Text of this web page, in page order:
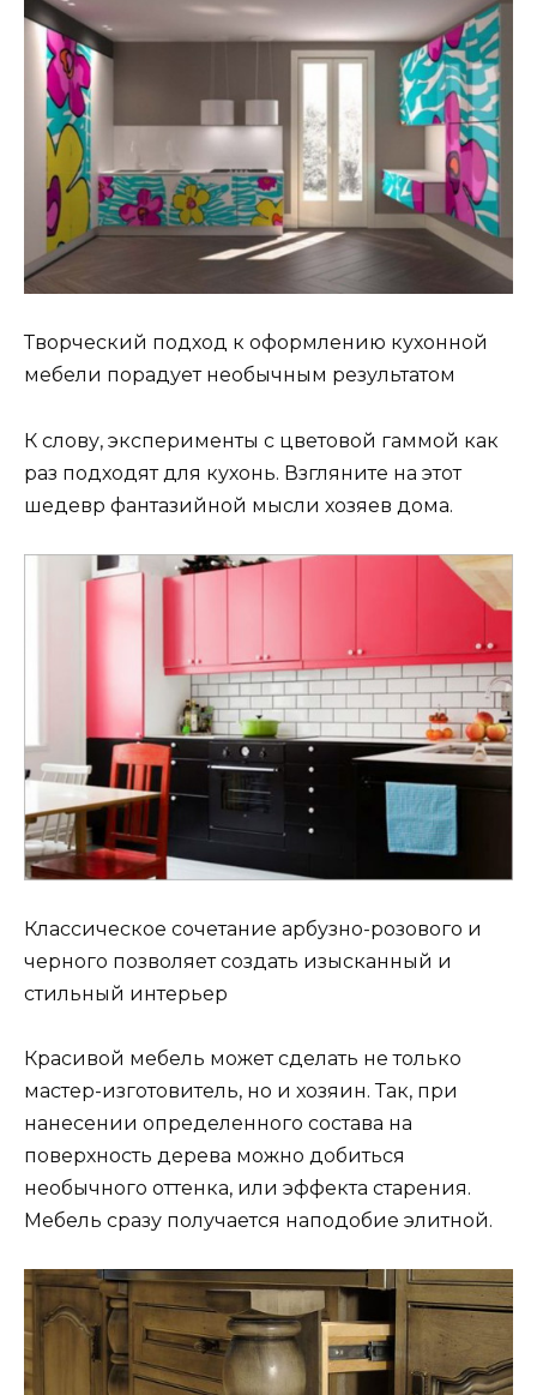
Творческий подход к оформлению кухонной
мебели порадует необычным результатом
К слову, эксперименты с цветовой гаммой как
раз подходят для кухонь. Взгляните на этот
шедевр фантазийной мысли хозяев дома.
Классическое сочетание арбузно-розового и
черного позволяет создать изысканный и
стильный интерьер
Красивой мебель может сделать не только
мастер-изготовитель, но и хозяин. Так, при
нанесении определенного состава на
поверхность дерева можно добиться
необычного оттенка, или эффекта старения.
Мебель сразу получается наподобие элитной.